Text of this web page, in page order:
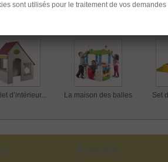
d’intérieur... La maison des balles Set
A propos
sont utilisés pour le traitement de vos